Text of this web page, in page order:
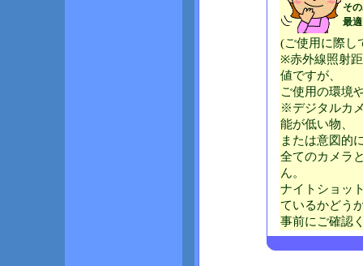
そ
最
(ご使用に際
※赤外線照射
値ですが、
ご使用の環境
※デジタルカ
能が低い物、
または意図的
全てのカメラ
ん。
ナイトショッ
ているかどう
事前にご確認